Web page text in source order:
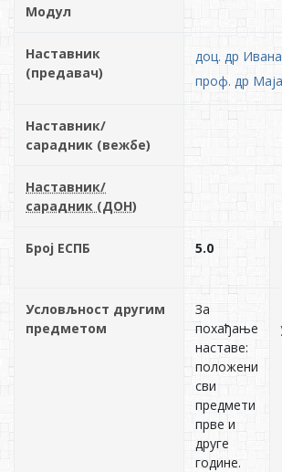
Модул
Наставник
(предавач)
доц. др
проф. др
Наставник/
сарадник (вежбе)
Наставник/
сарадник (ДОН)
Број ЕСПБ 5.0
Условљност другим
предметом
За
похађање
наставе:
положени
сви
предмети
прве и
друге
године.